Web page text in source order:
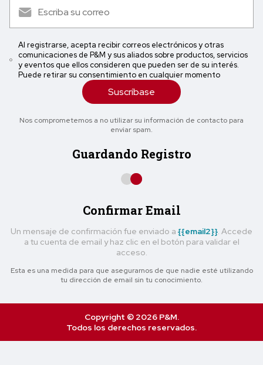
Al registrarse, acepta recibir correos electrónicos y otras
comunicaciones de P&M y sus aliados sobre productos, servicios
y eventos que ellos consideren que pueden ser de su interés.
Puede retirar su consentimiento en cualquier momento
Suscríbase
Nos comprometemos a no utilizar su información de contacto para
enviar spam.
Guardando Registro
Confirmar Email
Un mensaje de confirmación fue enviado a {{email2}}. Accede
a tu cuenta de email y haz clic en el botón para validar el
acceso.
Esta es una medida para que asegurarnos de que nadie esté utilizando
tu dirección de email sin tu conocimiento.
Copyright © 2026 P&M.
Todos los derechos reservados.